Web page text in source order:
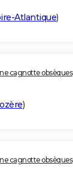
Atlantique)
cagnotte obsèques
)
cagnotte obsèques